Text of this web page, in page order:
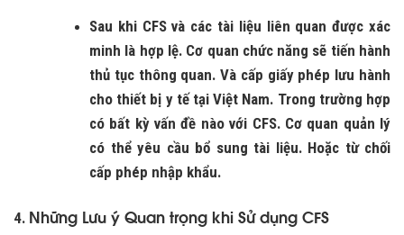
Sau khi CFS và các tài liệu liên quan được xác
minh là hợp lệ. Cơ quan chức năng sẽ tiến hành
thủ tục thông quan. Và cấp giấy phép lưu hành
cho thiết bị y tế tại Việt Nam. Trong trường hợp
có bất kỳ vấn đề nào với CFS. Cơ quan quản lý
có thể yêu cầu bổ sung tài liệu. Hoặc từ chối
cấp phép nhập khẩu.
4. Những Lưu ý Quan trọng khi Sử dụng CFS